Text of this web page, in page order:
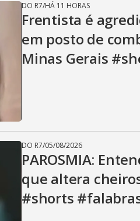
DO R7/HÁ 11 HORAS
Frentista é
em posto de
Minas Gerais
DO R7/05/08/2026
PAROSMIA:
que altera
#shorts